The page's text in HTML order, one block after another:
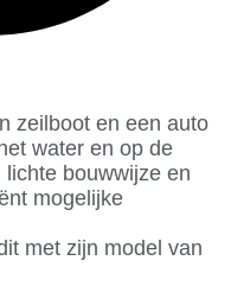
zeilboot en een auto
water en op de
bouwwijze en
mogelijke
met zijn model van